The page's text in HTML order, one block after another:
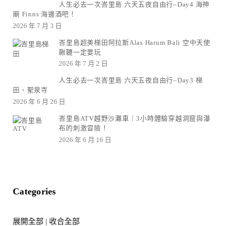
人生必去一次峇里島 六天五夜自由行–Day4 海神
廟 Finns 海邊酒吧！
2026 年 7 月 3 日
峇里島超美梯田阿拉斯Alas Harum Bali 空中天使
鞦韆一定要玩
2026 年 7 月 2 日
人生必去一次峇里島 六天五夜自由行–Day3 梯
田、聖泉寺
2026 年 6 月 26 日
峇里島ATV越野沙灘車｜3小時體驗穿越洞窟與瀑
布的刺激冒險！
2026 年 6 月 16 日
Categories
展開全部 | 收合全部